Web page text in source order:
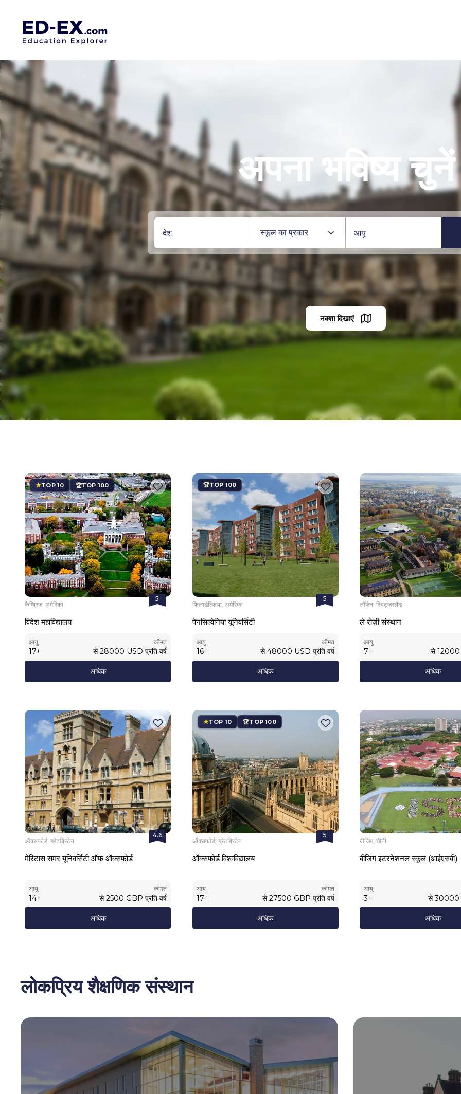
अपना भविष्य चुनें
स्कूल का प्रकार
नक्शा दिखाएं
TOP 10 TOP 100
5
कैम्ब्रिज, अमेरिका
विदेश महाविद्यालय
आयु
17+
कीमत
से 28000 USD प्रति वर्ष
अधिक
TOP 100
5
फिलाडेल्फिया, अमेरिका
पेनसिल्वेनिया यूनिवर्सिटी
आयु
16+
कीमत
से 48000 USD प्रति वर्ष
अधिक
लॉज़ेन, स्विट्ज़रलैंड
ले रोज़ी संस्थान
आयु
7+ से 12000
अधिक
4.6
ऑक्सफोर्ड, ग्रेटब्रिटेन
मेरिटास समर यूनिवर्सिटी ऑफ ऑक्सफोर्ड
आयु
14+
कीमत
से 2500 GBP प्रति वर्ष
अधिक
TOP 10 TOP 100
5
ऑक्सफोर्ड, ग्रेटब्रिटेन
ऑक्सफोर्ड विश्वविद्यालय
आयु
17+
कीमत
से 27500 GBP प्रति वर्ष
अधिक
बीजिंग, चीनी
बीजिंग इंटरनेशनल स्कूल (आईएसबी)
आयु
3+ से 30000
अधिक
लोकप्रिय शैक्षणिक संस्थान